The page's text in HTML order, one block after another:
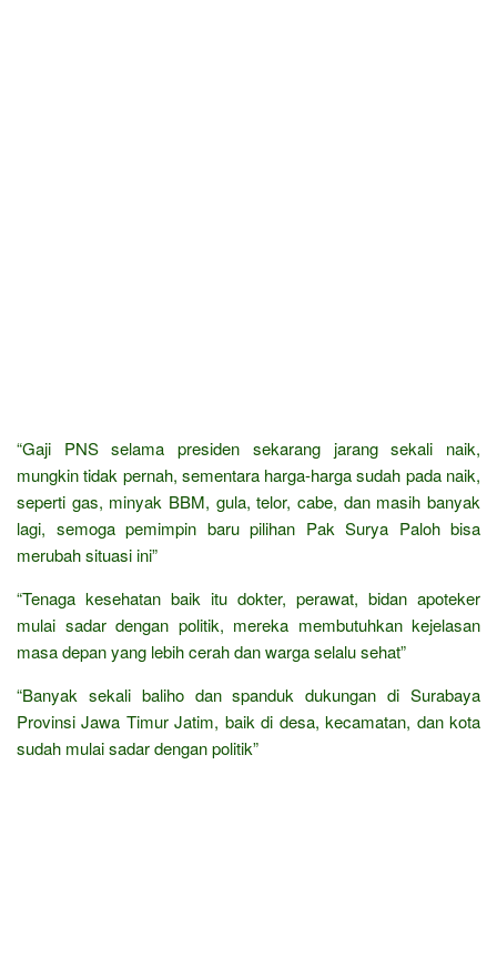
“Gaji PNS selama presiden sekarang jarang sekali naik,
mungkin tidak pernah, sementara harga-harga sudah pada naik,
seperti gas, minyak BBM, gula, telor, cabe, dan masih banyak
lagi, semoga pemimpin baru pilihan Pak Surya Paloh bisa
merubah situasi ini”
“Tenaga kesehatan baik itu dokter, perawat, bidan apoteker
mulai sadar dengan politik, mereka membutuhkan kejelasan
masa depan yang lebih cerah dan warga selalu sehat”
“Banyak sekali baliho dan spanduk dukungan di Surabaya
Provinsi Jawa Timur Jatim, baik di desa, kecamatan, dan kota
sudah mulai sadar dengan politik”